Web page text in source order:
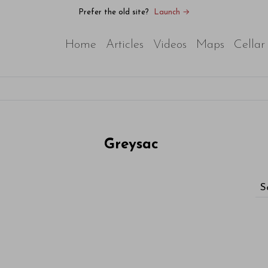
Prefer the old site?
Launch →
Home Articles Videos Maps Cellar
Greysac